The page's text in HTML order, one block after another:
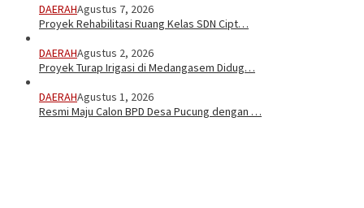
DAERAHAgustus 7, 2026
Proyek Rehabilitasi Ruang Kelas SDN Cipt…
DAERAHAgustus 2, 2026
Proyek Turap Irigasi di Medangasem Didug…
DAERAHAgustus 1, 2026
Resmi Maju Calon BPD Desa Pucung dengan …